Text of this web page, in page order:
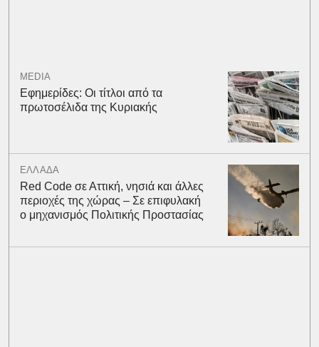
MEDIA
Εφημερίδες: Οι τίτλοι από τα
πρωτοσέλιδα της Κυριακής
ΕΛΛΑΔΑ
Red Code σε Αττική, νησιά και άλλες
περιοχές της χώρας – Σε επιφυλακή
ο μηχανισμός Πολιτικής Προστασίας